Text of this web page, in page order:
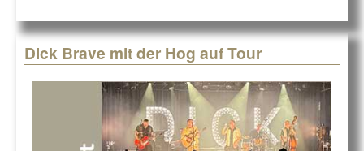
Dick Brave mit der Hog auf Tour